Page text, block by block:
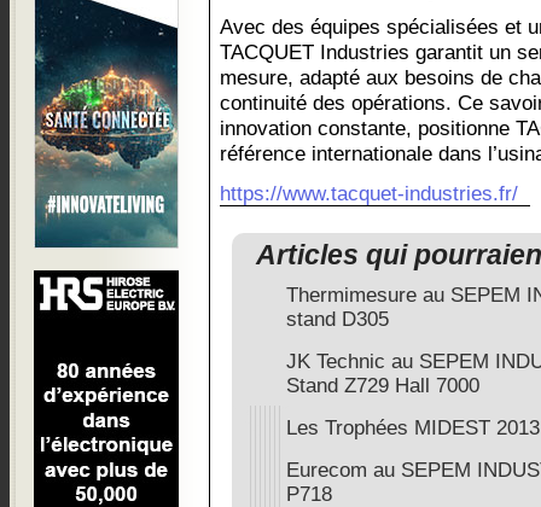
Avec des équipes spécialisées et
TACQUET Industries garantit un
mesure, adapté aux besoins de
continuité des opérations. Ce
innovation constante, positionne
référence internationale dans
https://www.tacquet-industries.fr/
Articles qui
Thermimesure au SEPEM
stand D305
JK Technic au SEPEM
Stand Z729 Hall 7000
Les Trophées MIDEST 2013
Eurecom au SEPEM
P718